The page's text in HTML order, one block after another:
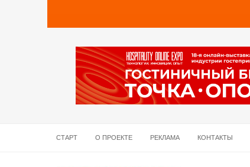
СТАРТ О ПРОЕКТЕ РЕКЛАМА КОНТАКТЫ